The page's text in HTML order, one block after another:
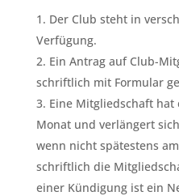
Der Club steht in
Verfügung.
Ein Antrag auf Club-
schriftlich mit Formular
Eine Mitgliedschaft hat
Monat und verlängert
wenn nicht spätestens
schriftlich die
einer Kündigung ist ein